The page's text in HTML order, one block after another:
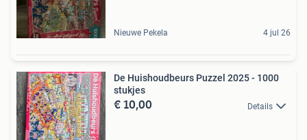
Nieuwe Pekela 4 jul 26
De Huishoudbeurs Puzzel 2025 - 1000
stukjes
€ 10,00 Details